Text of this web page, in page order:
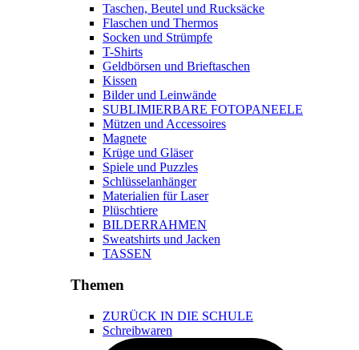
Taschen, Beutel und Rucksäcke
Flaschen und Thermos
Socken und Strümpfe
T-Shirts
Geldbörsen und Brieftaschen
Kissen
Bilder und Leinwände
SUBLIMIERBARE FOTOPANEELE
Mützen und Accessoires
Magnete
Krüge und Gläser
Spiele und Puzzles
Schlüsselanhänger
Materialien für Laser
Plüschtiere
BILDERRAHMEN
Sweatshirts und Jacken
TASSEN
Themen
ZURÜCK IN DIE SCHULE
Schreibwaren